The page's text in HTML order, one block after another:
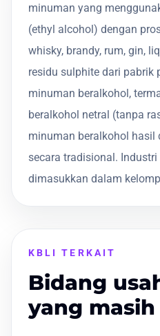
minuman yang
(ethyl alcohol) dengan
whisky, brandy, rum, gin,
residu sulphite dari pabrik
minuman beralkohol,
beralkohol netral (tanpa
minuman beralkohol hasil
secara tradisional.
dimasukkan dalam
KBLI TERKAIT
Bidang
yang